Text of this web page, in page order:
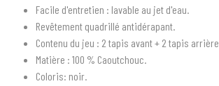
SÉLECTIONNEZ LA MARQUE DE VOTRE VÉHICULE
Toutes les marques
PRÉCISEZ LE MODÈLE
Facile d'entretien : lavable au jet d'eau.
Revêtement quadrillé antidérapant.
Contenu du jeu : 2 tapis avant + 2 tapis arrière.
Matière : 100 % Caoutchouc.
Coloris: noir.